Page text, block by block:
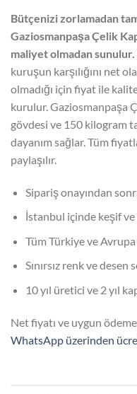
Bütçenizi zorlamadan
Gaziosmanpaşa Çelik
maliyet olmadan sunulur.
kuruşun karşılığını net
olmadığı için fiyat ile
kurulur. Gaziosmanpaşa
gövdesi ve 150 kilogram
dayanım sağlar. Tüm
paylaşılır.
Sipariş onayından
İstanbul içinde keşif
Tüm Türkiye ve
Sınırsız renk ve desen
10 yıl üretici ve 2 yıl
Net fiyatı ve uygun
WhatsApp üzerinden